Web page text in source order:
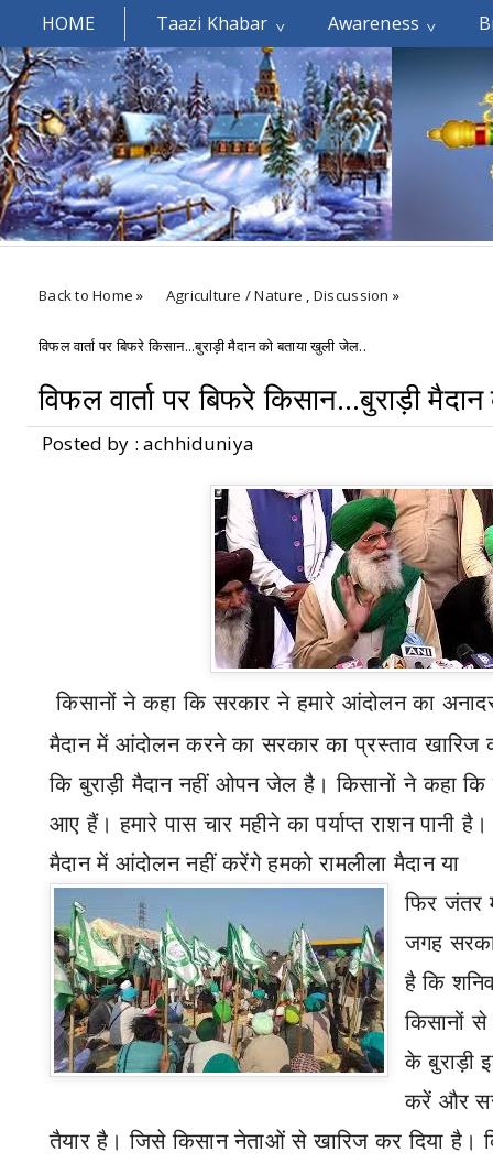
HOME Taazi Khabar Awareness
Welcomes You.....
Back to Home » Agriculture / Nature , Discussion »
विफल वार्ता पर बिफरे किसान...बुराड़ी मैदान को बताया खुली जेल..
विफल वार्ता पर बिफरे किसान...बुराड़ी
Posted by : achhiduniya
किसानों ने कहा कि सरकार ने हमारे आंदोलन का
मैदान में आंदोलन करने का सरकार का प्रस्ताव खारिज
कि बुराड़ी मैदान नहीं ओपन जेल है। किसानों ने कहा कि
आए हैं। हमारे पास चार महीने का पर्याप्त राशन पानी
मैदान में आंदोलन नहीं करेंगे हमको रामलीला मैदान या
फिर जंतर
जगह
है कि
किसानों से
के बुराड़ी
करें और
तैयार है। जिसे किसान नेताओं से खारिज कर दिया